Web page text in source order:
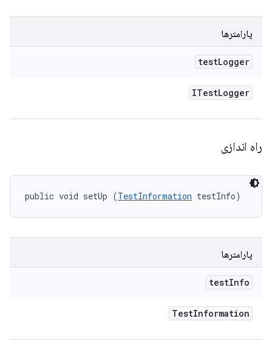
پارامترها
testLogger
ITestLogger
راه اندازی
public void setUp (TestInformation testInfo)
پارامترها
testInfo
TestInformation